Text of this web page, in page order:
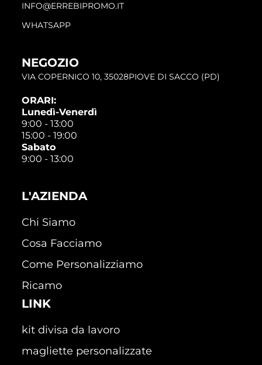
INFO@ERREBIPROMO.IT
WHATSAPP
NEGOZIO
VIA COPERNICO 10, 35028PIOVE DI SACCO (PD)
ORARI:
Lunedì-Venerdì
9:00 - 13:00
15:00 - 19:00
Sabato
9:00 - 13:00
L'AZIENDA
Chi Siamo
Cosa Facciamo
Come Personalizziamo
Ricamo
LINK
kit divisa da lavoro
magliette personalizzate